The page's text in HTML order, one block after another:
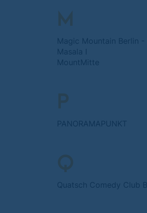
M
Masala I
MountMitte
P
PANORAMAPUNKT
Q
Quatsch Comedy Club